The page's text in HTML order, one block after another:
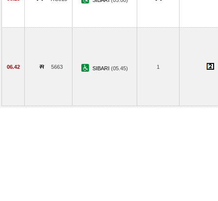
06.42 5663 SIBARI (05.45) 1